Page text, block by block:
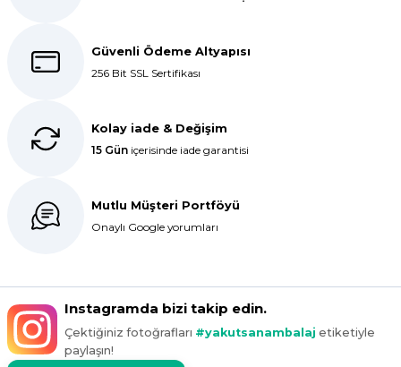
Dolphin aynı kalitede . Hızlı kargo
ve teslimat için ayrıca teşekkür
Bir önceki siparişim sorunsuz geldi
sipariş verdim inşallah sıkıntı olmaz
hızlı kargo içinde teşekkürler
kargo hızlı çıkıyor x firma da
fiyatlar daha uygundu ama kalite
yoktu bu kalitede uygunluğa
devam ettikçe sizinleyiz
Güvenli Ödeme Altyapısı
256 Bit SSL Sertifikası
Kolay iade & Değişim
15 Gün içerisinde iade garantisi
Mutlu Müşteri Portföyü
Onaylı Google yorumları
Instagramda bizi takip edin.
Çektiğiniz fotoğrafları #yakutsanambalaj etiketiyle
paylaşın!